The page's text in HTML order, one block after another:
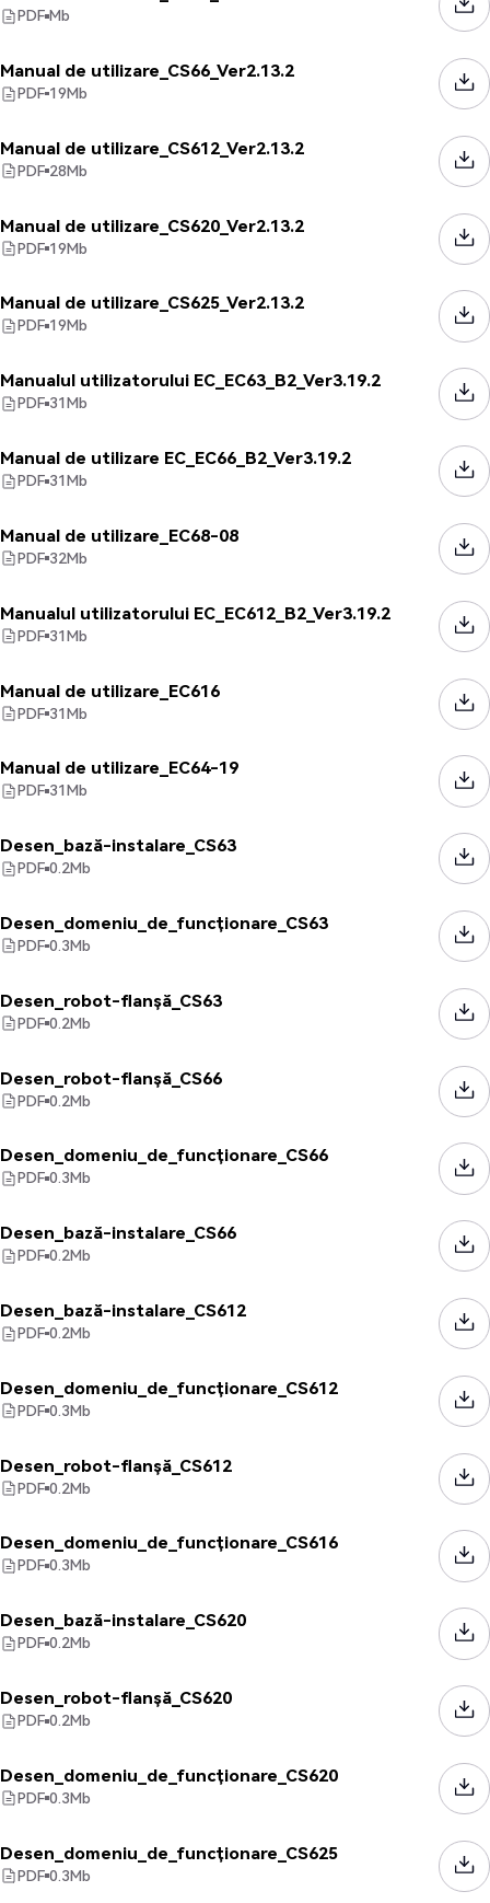
PDF Mb
Manual de utilizare_CS66_Ver2.13.2
PDF 19Mb
Manual de utilizare_CS612_Ver2.13.2
PDF 28Mb
Manual de utilizare_CS620_Ver2.13.2
PDF 19Mb
Manual de utilizare_CS625_Ver2.13.2
PDF 19Mb
Manualul utilizatorului EC_EC63_B2_Ver3.19.2
PDF 31Mb
Manual de utilizare EC_EC66_B2_Ver3.19.2
PDF 31Mb
Manual de utilizare_EC68-08
PDF 32Mb
Manualul utilizatorului EC_EC612_B2_Ver3.19.2
PDF 31Mb
Manual de utilizare_EC616
PDF 31Mb
Manual de utilizare_EC64-19
PDF 31Mb
Desen_bază-instalare_CS63
PDF 0.2Mb
Desen_domeniu_de_funcționare_CS63
PDF 0.3Mb
Desen_robot-flanșă_CS63
PDF 0.2Mb
Desen_robot-flanșă_CS66
PDF 0.2Mb
Desen_domeniu_de_funcționare_CS66
PDF 0.3Mb
Desen_bază-instalare_CS66
PDF 0.2Mb
Desen_bază-instalare_CS612
PDF 0.2Mb
Desen_domeniu_de_funcționare_CS612
PDF 0.3Mb
Desen_robot-flanșă_CS612
PDF 0.2Mb
Desen_domeniu_de_funcționare_CS616
PDF 0.3Mb
Desen_bază-instalare_CS620
PDF 0.2Mb
Desen_robot-flanșă_CS620
PDF 0.2Mb
Desen_domeniu_de_funcționare_CS620
PDF 0.3Mb
Desen_domeniu_de_funcționare_CS625
PDF 0.3Mb